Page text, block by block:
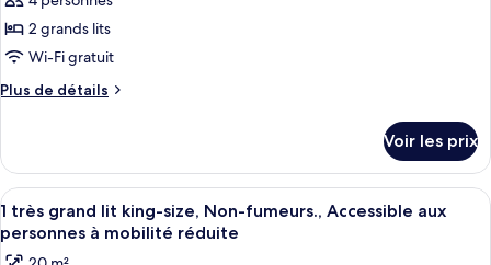
pour
ce
type
de
2
grands
lits
queen-
size,
2 grands lits
Wi-Fi gratuit
Plus de détails
Plus
le
type
de
chambre
2
Voir les prix
Afficher
toutes
les
Une chambre d’hôtel équipée d’un
6
1 très grand lit king-size, Non-fumeurs., Accessible aux
personnes à mobilité réduite